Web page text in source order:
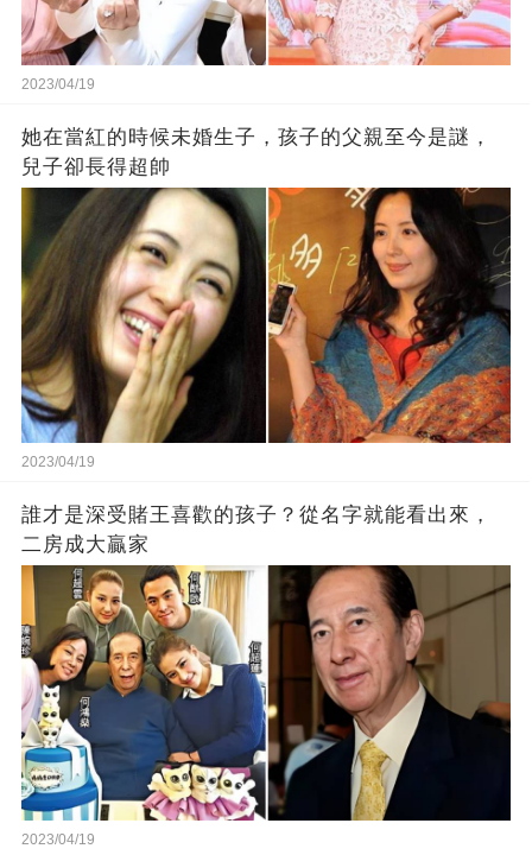
2023/04/19
她在當紅的時候未婚生子，孩子的父親至今是謎，
兒子卻長得超帥
2023/04/19
誰才是深受賭王喜歡的孩子？從名字就能看出來，
二房成大贏家
2023/04/19